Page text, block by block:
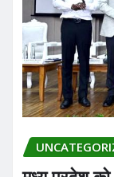
मध्य प्रदेश को
राष्ट्रीय
Large